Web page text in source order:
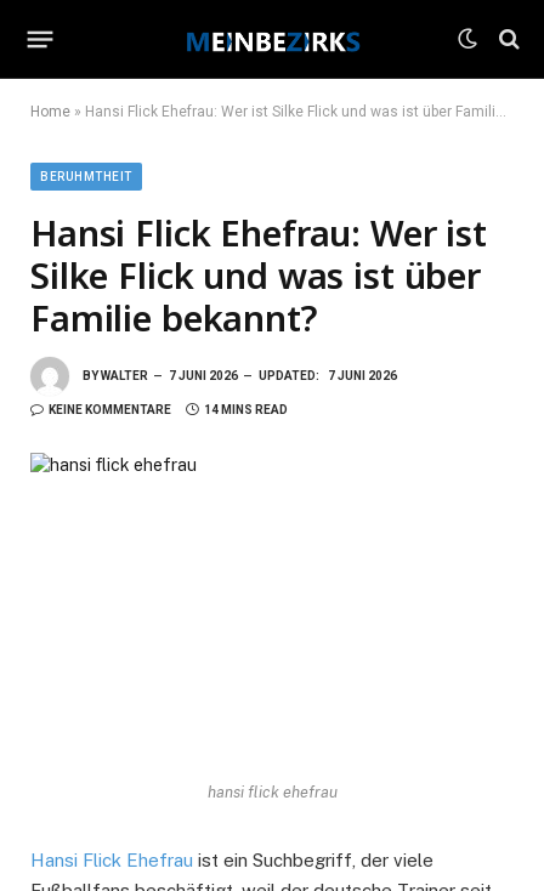
Home » Hansi Flick Ehefrau: Wer ist Silke Flick und was ist über Familie bekannt?
BERUHMTHEIT
Hansi Flick Ehefrau: Wer ist
Silke Flick und was ist über
Familie bekannt?
BYWALTER 7 JUNI 2026 UPDATED: 7 JUNI 2026
KEINE KOMMENTARE 14 MINS READ
hansi flick ehefrau
Hansi Flick Ehefrau ist ein Suchbegriff, der viele